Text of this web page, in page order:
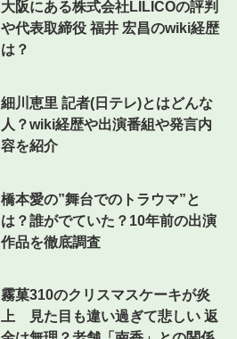
大阪にある株式会社LILICOの評判
や代表取締役 福井 宏昌のwiki経歴
は？
細川恵里 記者(日テレ)とはどんな
人？wiki経歴や出演番組や発言内
容を紹介
橋本愛の”舞台でのトラウマ”と
は？誰がでていた？10年前の出演
作品を徹底調査
霧菓310のクリスマスケーキが炎
上 見た目も違い過ぎて悲しい 返